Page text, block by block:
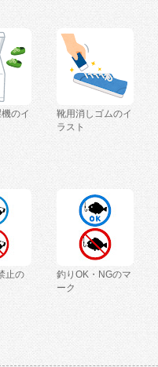
のイ
靴用消しゴムのイ
ラスト
止の
釣りOK・NGのマ
ーク